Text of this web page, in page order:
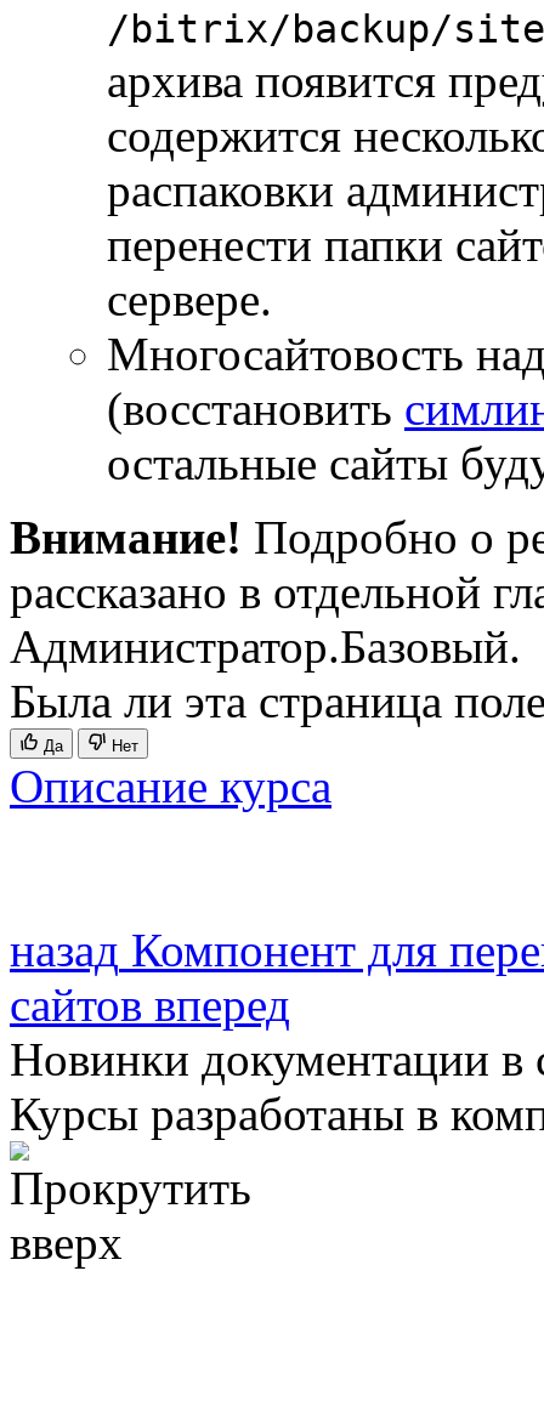
/bitrix/backup/
архива появится
содержится
распаковки
перенести папки
сервере.
Многосайтовость
(восстановить
остальные сайты
Внимание! Подробно о
рассказано в отдельной
Администратор.Базовый.
Была ли эта страница
Да Нет
Описание курса
назад Компонент для
сайтов вперед
Новинки документации в
Курсы разработаны в